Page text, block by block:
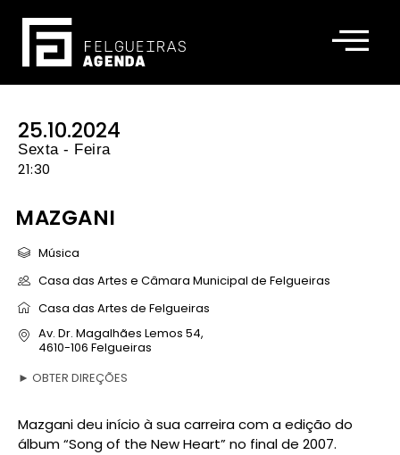
25.10.2024
Sexta - Feira
21:30
MAZGANI
Música
Casa das Artes e Câmara Municipal de Felgueiras
Casa das Artes de Felgueiras
Av. Dr. Magalhães Lemos 54,
4610-106 Felgueiras
► OBTER DIREÇÕES
Mazgani deu início à sua carreira com a edição do
álbum “Song of the New Heart” no final de 2007.